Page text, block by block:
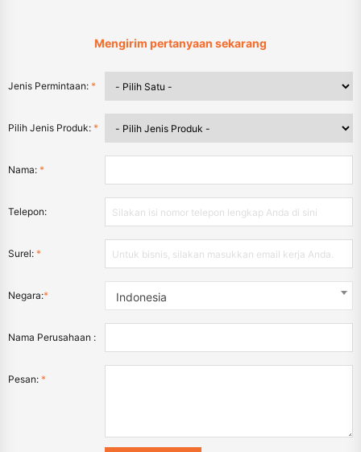
Mengirim pertanyaan sekarang
Jenis Permintaan: *
Pilih Jenis Produk: *
Nama: *
Telepon:
Surel: *
Negara:* Indonesia
Nama Perusahaan :
Pesan: *